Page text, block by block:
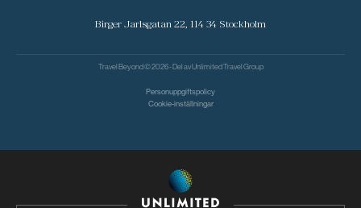
Birger Jarlsgatan 22, 114 34 Stockholm
Travel Beyond © 2026 - Del avUnlimited Travel Group
Personuppgiftspolicy
Cookie-inställningar